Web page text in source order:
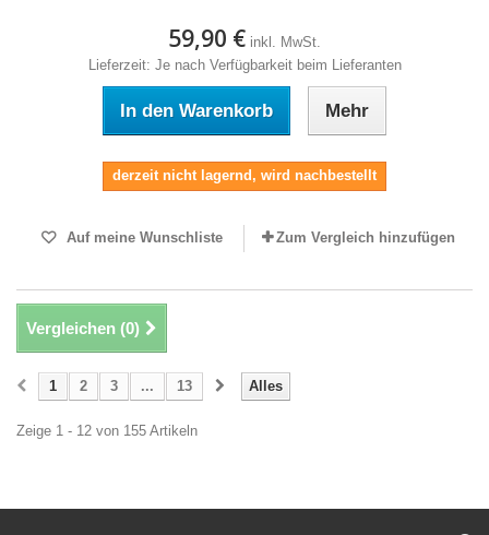
59,90 € inkl. MwSt.
Lieferzeit: Je nach Verfügbarkeit beim Lieferanten
In den Warenkorb Mehr
derzeit nicht lagernd, wird nachbestellt
Auf meine Wunschliste Zum Vergleich hinzufügen
Vergleichen (0)
Alles
1 2 3 ... 13
Zeige 1 - 12 von 155 Artikeln